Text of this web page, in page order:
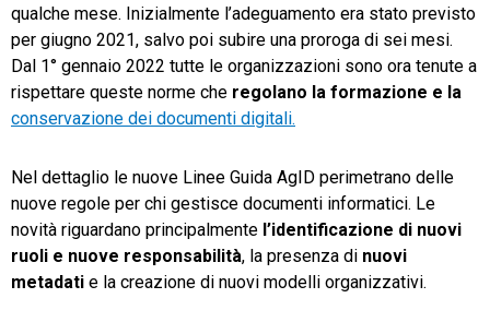
qualche mese. Inizialmente l’adeguamento era stato previsto
per giugno 2021, salvo poi subire una proroga di sei mesi.
Dal 1° gennaio 2022 tutte le organizzazioni sono ora tenute a
rispettare queste norme che regolano la formazione e la
conservazione dei documenti digitali.
Nel dettaglio le nuove Linee Guida AgID perimetrano delle
nuove regole per chi gestisce documenti informatici. Le
novità riguardano principalmente l’identificazione di nuovi
ruoli e nuove responsabilità, la presenza di nuovi
metadati e la creazione di nuovi modelli organizzativi.